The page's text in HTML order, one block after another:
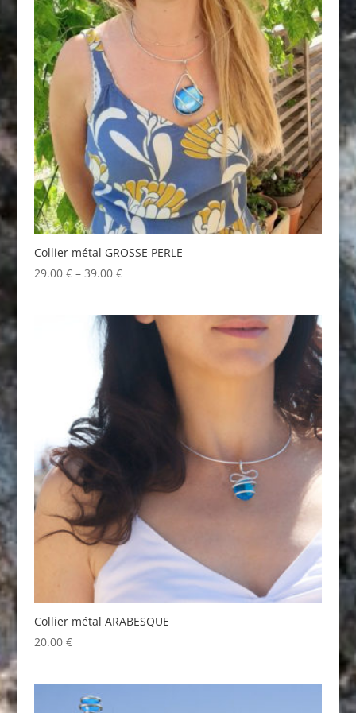
Collier métal GROSSE PERLE
29.00 €– 39.00 €
Collier métal ARABESQUE
20.00 €